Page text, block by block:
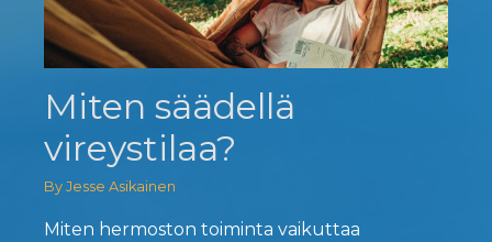
Miten säädellä
vireystilaa?
By Jesse Asikainen
Miten hermoston toiminta vaikuttaa